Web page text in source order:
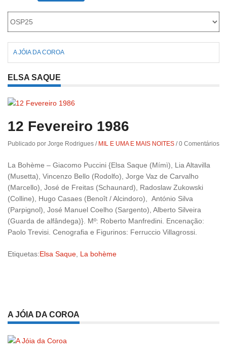
A JÓIA DA COROA
ELSA SAQUE
12 Fevereiro 1986
Publicado por Jorge Rodrigues / MIL E UMA E MAIS NOITES /0 Comentários
La Bohème – Giacomo Puccini {Elsa Saque (Mímì), Lia Altavilla
(Musetta), Vincenzo Bello (Rodolfo), Jorge Vaz de Carvalho
(Marcello), José de Freitas (Schaunard), Radoslaw Zukowski
(Colline), Hugo Casaes (Benoît / Alcindoro), António Silva
(Parpignol), José Manuel Coelho (Sargento), Alberto Silveira
(Guarda de alfândega)}. Mº: Roberto Manfredini. Encenação:
Paolo Trevisi. Cenografia e Figurinos: Ferruccio Villagrossi.
Etiquetas:Elsa Saque, La bohème
A JÓIA DA COROA